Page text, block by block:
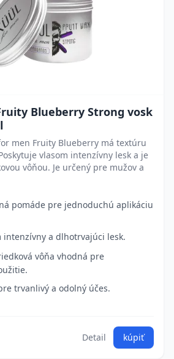
Blueberry Strong vosk
men Fruity Blueberry má textúru
vlasom intenzívny lesk a je
vôňou. Je určený pre mužov a
pomáde pre jednoduchú aplikáciu
intenzívny a dlhotrvajúci lesk.
vôňa vhodná pre
trvanlivý a odolný účes.
Detail kúpiť